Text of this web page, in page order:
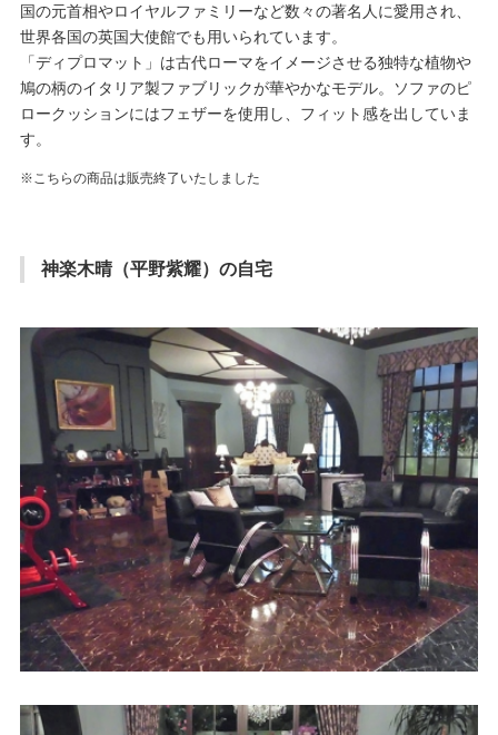
国の元首相やロイヤルファミリーなど数々の著名人に愛用され、
世界各国の英国大使館でも用いられています。
「ディプロマット」は古代ローマをイメージさせる独特な植物や
鳩の柄のイタリア製ファブリックが華やかなモデル。ソファのピ
ロークッションにはフェザーを使用し、フィット感を出していま
す。
※こちらの商品は販売終了いたしました
神楽木晴（平野紫耀）の自宅